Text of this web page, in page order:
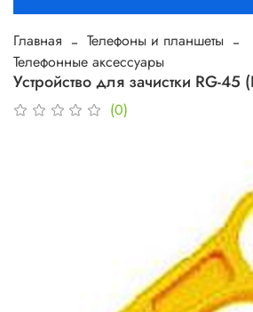
Главная
Телефоны и планшеты
Телефонные аксессуары
Устройство для зачистки RG-45
(0)